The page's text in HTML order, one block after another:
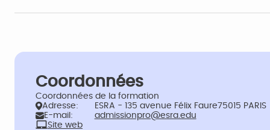
Coordonnées
Coordonnées de la formation
Adresse:
ESRA - 135 avenue Félix Faure75015 PARIS
E-mail:
admissionpro@esra.edu
Site web